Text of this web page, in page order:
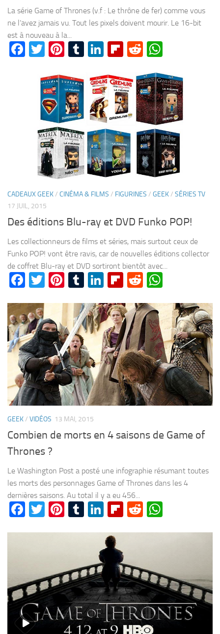
La série Game of Thrones (v.f : Le thrône de fer) comme vous
ne l’avez jamais vu. Tout les pixels doivent mourir. Le 16-bit
est à nouveau à la...
Facebook
Twitter
Pinterest
Tumblr
LinkedIn
Flipboard
Reddit
CADEAUX GEEK/ CINÉMA & FILMS / FIGURINES / GEEK/ SÉRIES TV
17 JUIL, 2015
Des éditions Blu-ray et DVD Funko POP!
Les collectionneurs de films et séries, mais surtout ceux de
Funko POP! vont être ravis, car de nouvelles éditions collector
de coffret Blu-ray et DVD sortiront bientôt avec...
Facebook
Twitter
Pinterest
Tumblr
LinkedIn
Flipboard
Reddit
GEEK/ VIDÉOS 13 MAI, 2015
Combien de morts en 4 saisons de Game of
Thrones ?
Le Washington Post a posté une infographie résumant toutes
les morts des personnages Game of Thrones dans les 4
dernières saisons. Au total il y a eu 456...
Facebook
Twitter
Pinterest
Tumblr
LinkedIn
Flipboard
Reddit